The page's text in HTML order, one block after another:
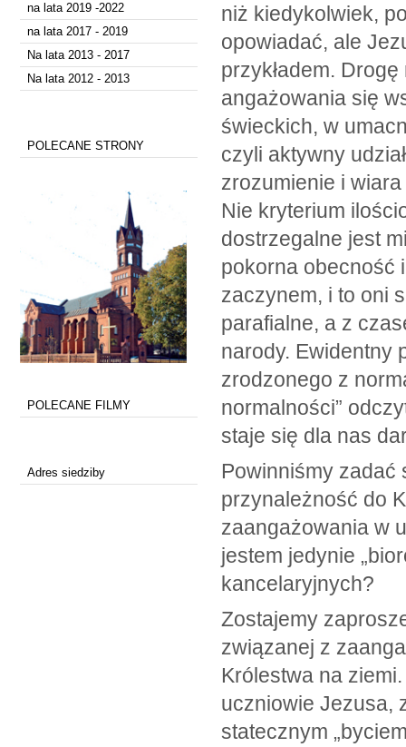
na lata 2019 -2022
na lata 2017 - 2019
Na lata 2013 - 2017
Na lata 2012 - 2013
POLECANE STRONY
POLECANE FILMY
Adres siedziby
niż kiedykolwiek,
opowiadać, ale
przykładem.
angażowania się
świeckich, w
czyli aktywny
zrozumienie i
Nie kryterium
dostrzegalne jest
pokorna obecność
zaczynem, i to oni
parafialne, a z
narody. Ewidentny
zrodzonego z
normalności”
staje się dla nas
Powinniśmy zadać
przynależność do
zaangażowania w
jestem jedynie
kancelaryjnych?
Zostajemy
związanej z
Królestwa na
uczniowie Jezusa,
statecznym